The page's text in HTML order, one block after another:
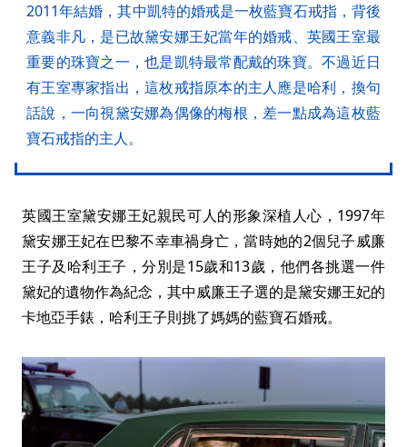
2011年結婚，其中凱特的婚戒是一枚藍寶石戒指，背後
意義非凡，是已故黛安娜王妃當年的婚戒、英國王室最
重要的珠寶之一，也是凱特最常配戴的珠寶。不過近日
有王室專家指出，這枚戒指原本的主人應是哈利，換句
話說，一向視黛安娜為偶像的梅根，差一點成為這枚藍
寶石戒指的主人。
英國王室黛安娜王妃親民可人的形象深植人心，1997年
黛安娜王妃在巴黎不幸車禍身亡，當時她的2個兒子威廉
王子及哈利王子，分別是15歲和13歲，他們各挑選一件
黛妃的遺物作為紀念，其中威廉王子選的是黛安娜王妃的
卡地亞手錶，哈利王子則挑了媽媽的藍寶石婚戒。